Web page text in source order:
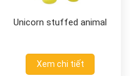
Unicorn stuffed animal
Xem chi tiết